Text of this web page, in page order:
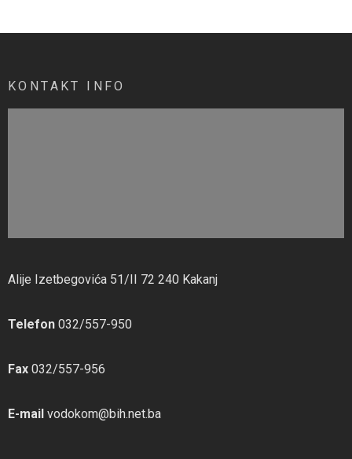
KONTAKT INFO
Alije Izetbegovića 51/II 72 240 Kakanj
Telefon 032/557-950
Fax 032/557-956
E-mail vodokom@bih.net.ba